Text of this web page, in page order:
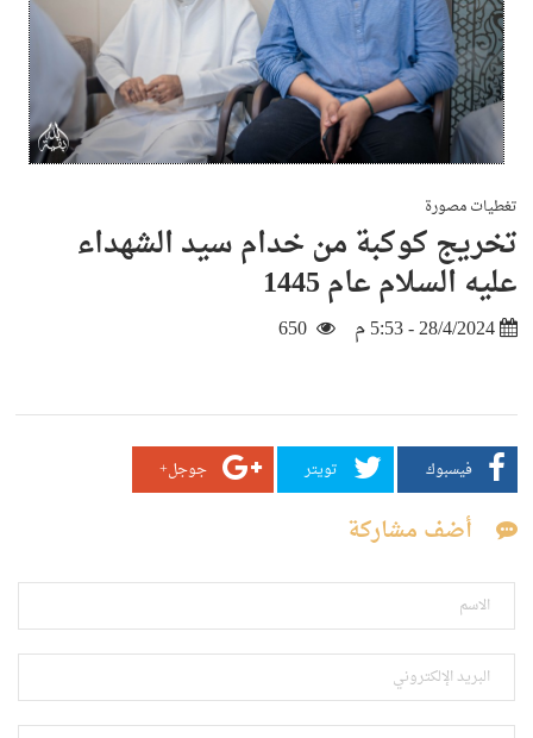
تغطيات مصورة
تخريج كوكبة من خدام سيد الشهداء
عليه السلام عام 1445
28/4/2024 - 5:53 م 650
فيسبوك تويتر جوجل+
أضف مشاركة